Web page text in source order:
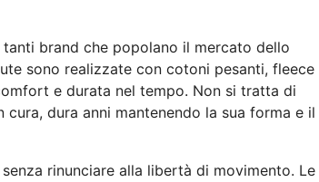
brand che popolano il mercato dello
sono realizzate con cotoni pesanti, fleece
e durata nel tempo. Non si tratta di
dura anni mantenendo la sua forma e il
rinunciare alla libertà di movimento. Le